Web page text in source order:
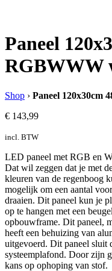
Paneel
RGBWWW
Shop › Paneel 120x30cm
€ 143,99
incl. BTW
LED paneel met RGB en
Dat wil zeggen dat je met
kleuren van de regenboog
mogelijk om een aantal
draaien. Dit paneel kun je
op te hangen met een
opbouwframe. Dit paneel,
heeft een behuizing van
uitgevoerd. Dit paneel sluit
systeemplafond. Door zijn
kans op ophoping van stof.